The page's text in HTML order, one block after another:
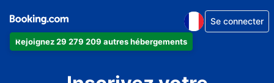
Rejoignez 29 279 209 autres hébergements
Se connecter
appartement